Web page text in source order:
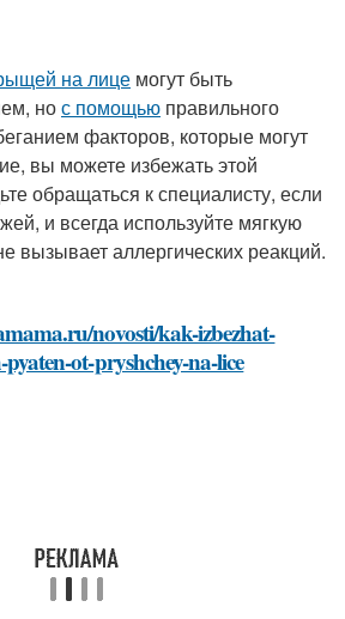
на лице могут быть
нос помощью правильного
факторов, которые могут
вы можете избежать этой
обращаться к специалисту, если
и всегда используйте мягкую
вызывает аллергических реакций.
novosti/kak-izbezhat-
ot-pryshchey-na-lice